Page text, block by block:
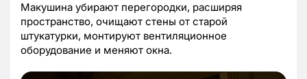
Макушина убирают перегородки, расширяя
пространство, очищают стены от старой
штукатурки, монтируют вентиляционное
оборудование и меняют окна.